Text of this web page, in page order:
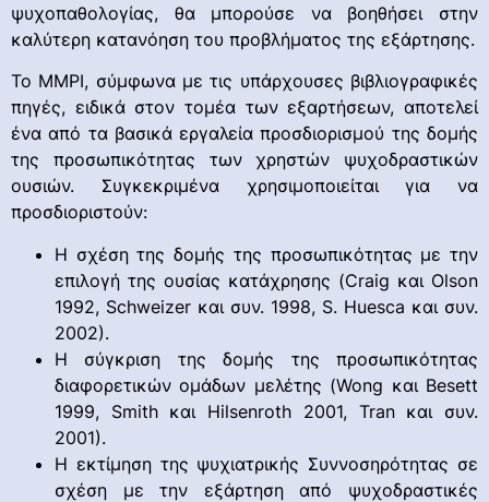
ψυχοπαθολογίας, θα μπορούσε να βοηθήσει στην
καλύτερη κατανόηση του προβλήματος της εξάρτησης.
Το ΜΜΡΙ, σύμφωνα με τις υπάρχουσες βιβλιογραφικές
πηγές, ειδικά στον τομέα των εξαρτήσεων, αποτελεί
ένα από τα βασικά εργαλεία προσδιορισμού της δομής
της προσωπικότητας των χρηστών ψυχοδραστικών
ουσιών. Συγκεκριμένα χρησιμοποιείται για να
προσδιοριστούν:
Η σχέση της δομής της προσωπικότητας με την
επιλογή της ουσίας κατάχρησης (Craig και Olson
1992, Schweizer και συν. 1998, S. Huesca και συν.
2002).
Η σύγκριση της δομής της προσωπικότητας
διαφορετικών ομάδων μελέτης (Wong και Besett
1999, Smith και Hilsenroth 2001, Tran και συν.
2001).
Η εκτίμηση της ψυχιατρικής Συννοσηρότητας σε
σχέση με την εξάρτηση από ψυχοδραστικές